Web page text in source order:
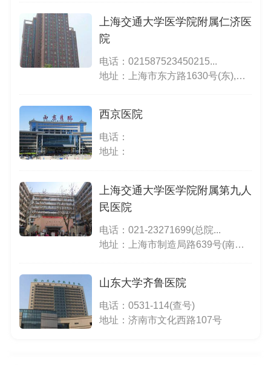
上海交通大学医学院附属仁济医
院
电话： 021587523450215...
地址：上海市东方路1630号(东),上海市山东中路145号(西)
西京医院
电话：
地址：
上海交通大学医学院附属第九人
民医院
电话： 021-23271699(总院...
地址：上海市制造局路639号(南院),上海市瞿溪路500号(南院新门诊大楼),上海市宝山区漠河路280号（樟岭路路口）(北院),上海市严镇路166号(东院);奉城分院:上海市奉贤区奉城镇川南奉公路9983号;文艺分院:上海市天平路46号;高科西路门诊部:上海市严桥路350号
山东大学齐鲁医院
电话： 0531-114(查号)
地址：济南市文化西路107号